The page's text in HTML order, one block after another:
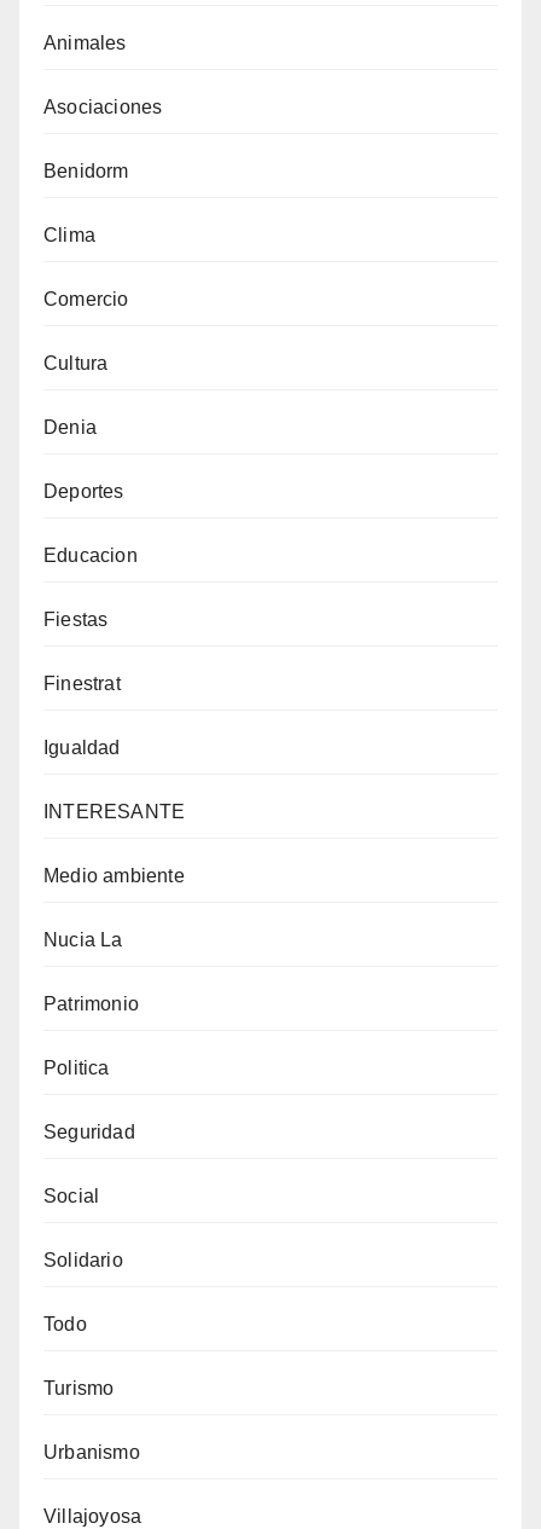
Animales
Asociaciones
Benidorm
Clima
Comercio
Cultura
Denia
Deportes
Educacion
Fiestas
Finestrat
Igualdad
INTERESANTE
Medio ambiente
Nucia La
Patrimonio
Politica
Seguridad
Social
Solidario
Todo
Turismo
Urbanismo
Villajoyosa